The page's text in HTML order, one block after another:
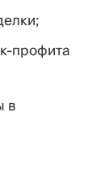
профита
в